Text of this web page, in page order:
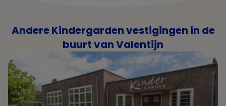
Andere Kindergarden vestigingen in de
buurt van Valentijn